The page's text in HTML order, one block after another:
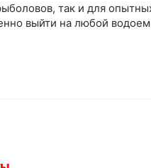
так и для
выйти на любой